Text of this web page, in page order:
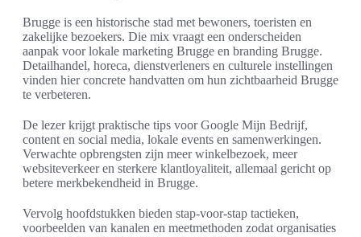
Brugge is een historische stad met bewoners, toeristen en
zakelijke bezoekers. Die mix vraagt een onderscheiden
aanpak voor lokale marketing Brugge en branding Brugge.
Detailhandel, horeca, dienstverleners en culturele instellingen
vinden hier concrete handvatten om hun zichtbaarheid Brugge
te verbeteren.
De lezer krijgt praktische tips voor Google Mijn Bedrijf,
content en social media, lokale events en samenwerkingen.
Verwachte opbrengsten zijn meer winkelbezoek, meer
websiteverkeer en sterkere klantloyaliteit, allemaal gericht op
betere merkbekendheid in Brugge.
Vervolg hoofdstukken bieden stap-voor-stap tactieken,
voorbeelden van kanalen en meetmethoden zodat organisaties